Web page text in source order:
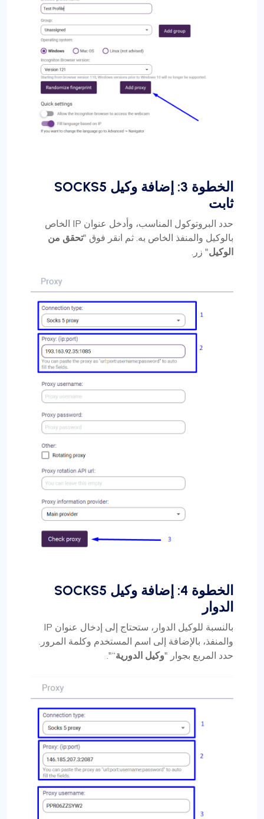
الخطوة 3: إضافة وكيل SOCKS5
ثابت
حدد البروتوكول المناسب، وأدخل عنوان IP الخاص
بالوكيل والمنفذ الخاص به. ثم انقر فوق "تحقق من
الوكيل" زر.
الخطوة 4: إضافة وكيل SOCKS5
الدوار
بالنسبة للوكيل الدوار، ستحتاج إلى إدخال عنوان IP
والمنفذ، بالإضافة إلى اسم المستخدم وكلمة المرور.
حدد المربع بجوار "وكيل الدورية“".